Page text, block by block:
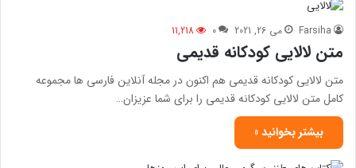
Farsiha می 26, 2021 0
11,218
متن لالایی کودکانه قدیمی
متن لالایی کودکانه قدیمی هم اکنون در مجله آنلاین فارسی ها مجموعه
کامل متن لالایی کودکانه قدیمی را برای شما عزیزان…
بیشتر بخوانید »